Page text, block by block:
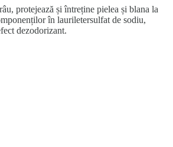
protejează și întreține pielea și blana la
în lauriletersulfat de sodiu,
dezodorizant.